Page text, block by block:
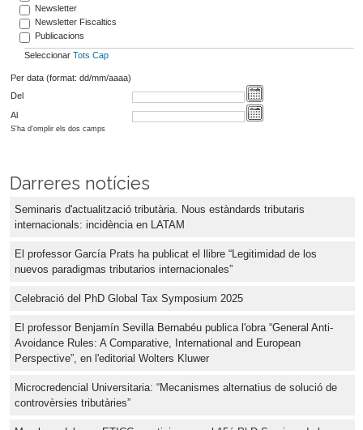
Newsletter
Newsletter Fiscaltics
Publicacions
Seleccionar Tots Cap
Per data (format: dd/mm/aaaa)
Del
Al
S'ha d'omplir els dos camps
Darreres notícies
Seminaris d'actualització tributària. Nous estàndards tributaris
internacionals: incidència en LATAM
El professor García Prats ha publicat el llibre “Legitimidad de los
nuevos paradigmas tributarios internacionales”
Celebració del PhD Global Tax Symposium 2025
El professor Benjamín Sevilla Bernabéu publica l'obra “General Anti-
Avoidance Rules: A Comparative, International and European
Perspective”, en l'editorial Wolters Kluwer
Microcredencial Universitaria: “Mecanismes alternatius de solució de
controvèrsies tributàries”